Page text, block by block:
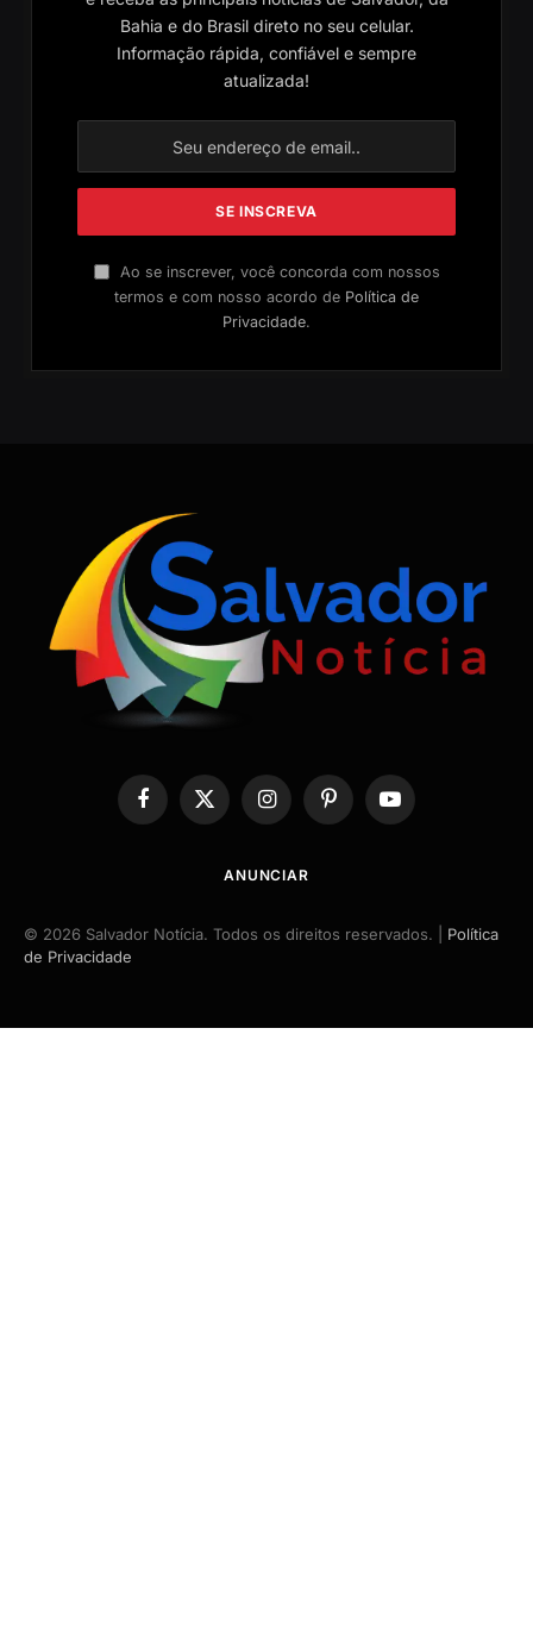
Bahia e do Brasil direto no seu celular.
Informação rápida, confiável e sempre
atualizada!
Ao se inscrever, você concorda com nossos
termos e com nosso acordo de Política de
Privacidade.
Facebook
X
(Twitter)
InstagramPinterestYouTube
ANUNCIAR
© 2026 Salvador Notícia. Todos os direitos reservados. | Política
de Privacidade